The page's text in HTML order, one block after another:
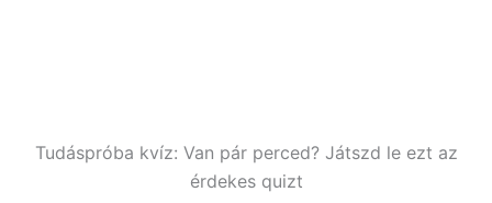
Tudáspróba kvíz: Van pár perced? Játszd le ezt az
érdekes quizt